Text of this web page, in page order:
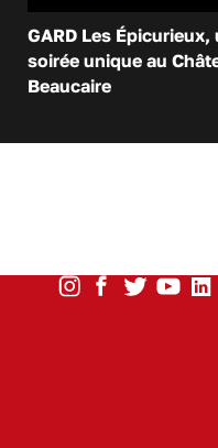
GARD Les Épicurieux,
soirée unique au
Beaucaire